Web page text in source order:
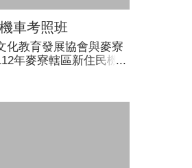
車考照班
化教育發展協會與麥寮
年麥寮轄區新住民機
)開課，吸引不少新住
政府為落實新住民照顧